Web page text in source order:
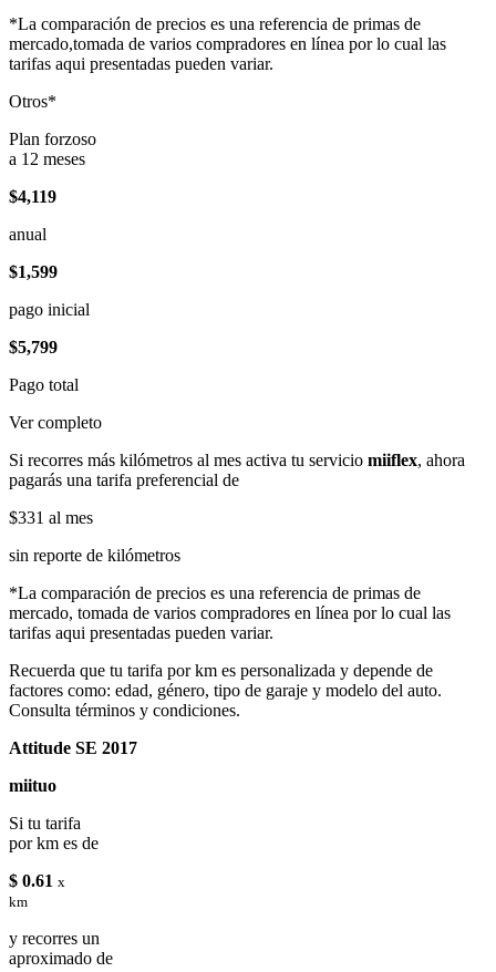
*La comparación de precios es una referencia de primas de
mercado,tomada de varios compradores en línea por lo cual las
tarifas aqui presentadas pueden variar.
Otros*
Plan forzoso
a 12 meses
$4,119
anual
$1,599
pago inicial
$5,799
Pago total
Ver completo
Si recorres más kilómetros al mes activa tu servicio miiflex, ahora
pagarás una tarifa preferencial de
$331 al mes
sin reporte de kilómetros
*La comparación de precios es una referencia de primas de
mercado, tomada de varios compradores en línea por lo cual las
tarifas aqui presentadas pueden variar.
Recuerda que tu tarifa por km es personalizada y depende de
factores como: edad, género, tipo de garaje y modelo del auto.
Consulta términos y condiciones.
Attitude SE 2017
miituo
Si tu tarifa
por km es de
$ 0.61 x
km
y recorres un
aproximado de